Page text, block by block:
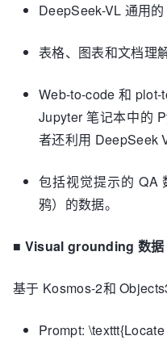
DeepSeek-VL 通用的
表格、图表和文档理
Web-to-code 和
Jupyter 笔记本中的
者还利用 DeepSeek
包括视觉提示的 QA
鸦）的数据。
■ Visual grounding 数据
基于 Kosmos-2和
Prompt: